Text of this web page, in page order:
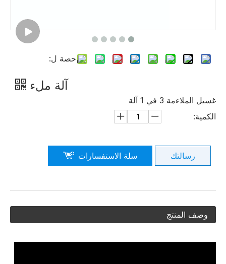
حصة ل:
آلة ملء
غسيل الملاءمة 3 في 1 آلة
الكمية:
رسالتك سلة الاستفسارات
وصف المنتج